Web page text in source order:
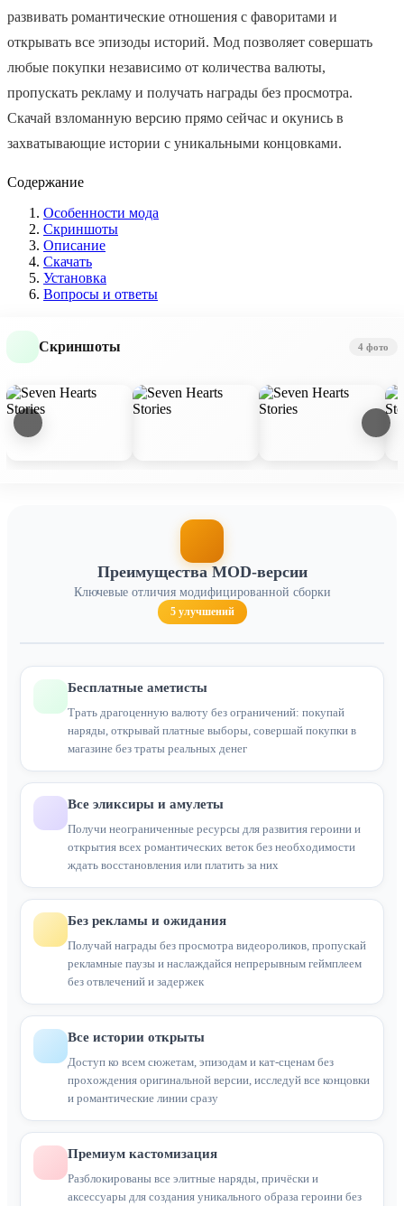
развивать романтические отношения с фаворитами и
открывать все эпизоды историй. Мод позволяет совершать
любые покупки независимо от количества валюты,
пропускать рекламу и получать награды без просмотра.
Скачай взломанную версию прямо сейчас и окунись в
захватывающие истории с уникальными концовками.
Содержание
Особенности мода
Скриншоты
Описание
Скачать
Установка
Вопросы и ответы
Скриншоты 4 фото
Преимущества MOD-версии
Ключевые отличия модифицированной сборки
5 улучшений
Бесплатные аметисты
Трать драгоценную валюту без ограничений: покупай
наряды, открывай платные выборы, совершай покупки в
магазине без траты реальных денег
Все эликсиры и амулеты
Получи неограниченные ресурсы для развития героини и
открытия всех романтических веток без необходимости
ждать восстановления или платить за них
Без рекламы и ожидания
Получай награды без просмотра видеороликов, пропускай
рекламные паузы и наслаждайся непрерывным геймплеем
без отвлечений и задержек
Все истории открыты
Доступ ко всем сюжетам, эпизодам и кат-сценам без
прохождения оригинальной версии, исследуй все концовки
и романтические линии сразу
Премиум кастомизация
Разблокированы все элитные наряды, причёски и
аксессуары для создания уникального образа героини без